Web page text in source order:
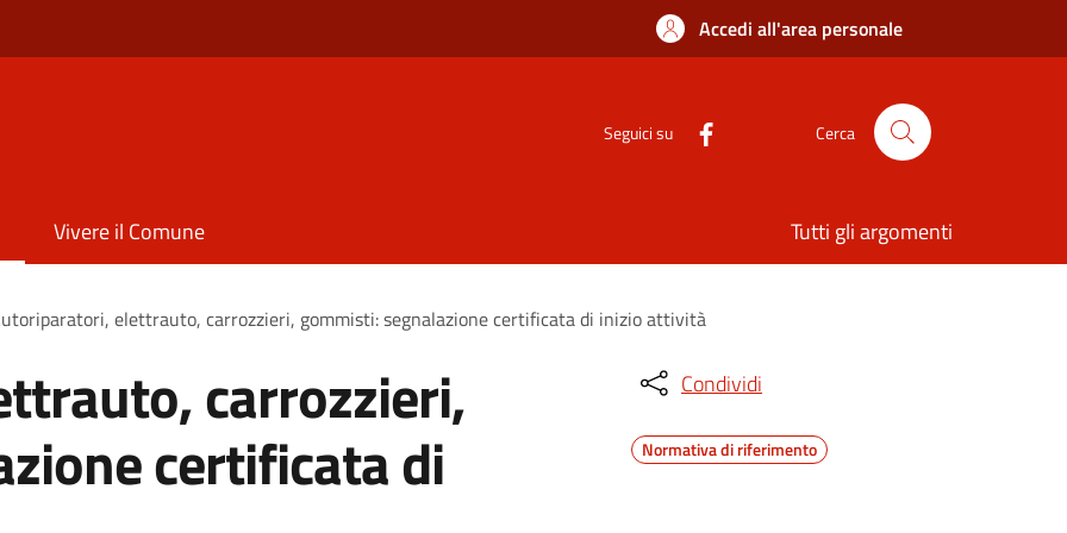
Accedi all'area personale
Seguici su Cerca
Vivere il Comune Tutti gli argomenti
elettrauto, carrozzieri, gommisti: segnalazione certificata di inizio attività
carrozzieri,
certificata di
Condividi
Normativa di riferimento